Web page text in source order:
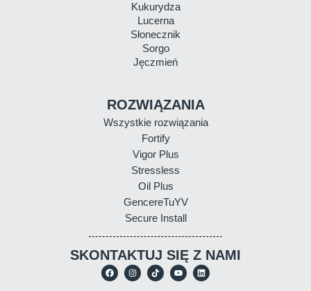
Kukurydza
Lucerna
Słonecznik
Sorgo
Jęczmień
ROZWIĄZANIA
Wszystkie rozwiązania
Fortify
Vigor Plus
Stressless
Oil Plus
GencereTuYV
Secure Install
SKONTAKTUJ SIĘ Z NAMI